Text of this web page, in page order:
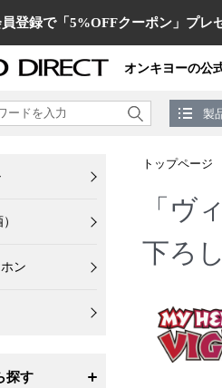
登録で「5%OFFクーポン」プレ
オンキヨーの公
製
トップページ
「ヴ
下ろ
ン
探す